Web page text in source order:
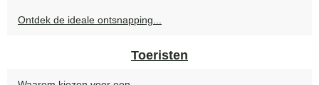
Ontdek de ideale ontsnapping...
Toeristen